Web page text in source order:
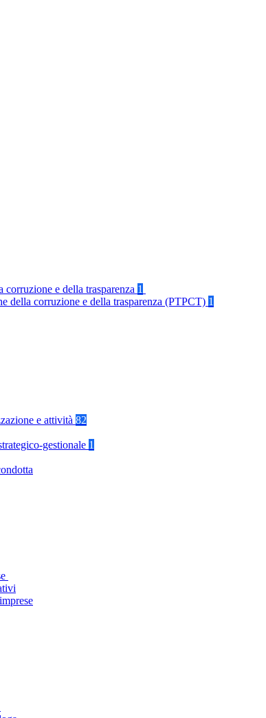
e della trasparenza 1
della corruzione e della trasparenza (PTPCT) 1
e attività 82
gestionale 1